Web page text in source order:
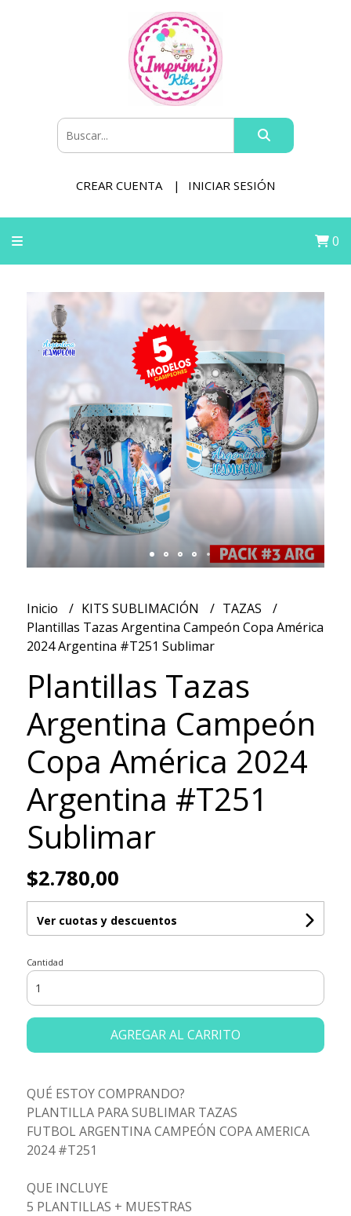
CREAR CUENTA INICIAR SESIÓN
0
Inicio KITS SUBLIMACIÓN
TAZAS
Plantillas Tazas Argentina Campeón Copa América
2024 Argentina #T251 Sublimar
Plantillas Tazas
Argentina Campeón
Copa América 2024
Argentina #T251
Sublimar
$2.780,00
Ver cuotas y descuentos
Cantidad
AGREGAR AL CARRITO
QUÉ ESTOY COMPRANDO?
PLANTILLA PARA SUBLIMAR TAZAS
FUTBOL ARGENTINA CAMPEÓN COPA AMERICA
2024 #T251
QUE INCLUYE
5 PLANTILLAS + MUESTRAS